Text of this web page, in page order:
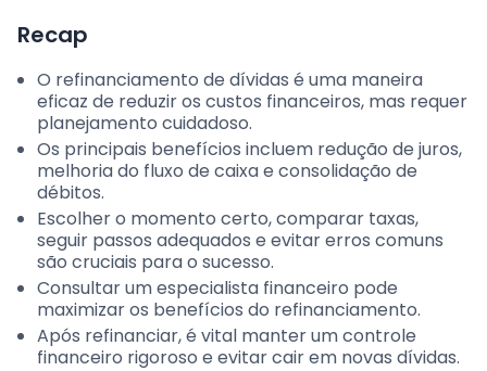
Recap
O refinanciamento de dívidas é uma maneira
eficaz de reduzir os custos financeiros, mas requer
planejamento cuidadoso.
Os principais benefícios incluem redução de juros,
melhoria do fluxo de caixa e consolidação de
débitos.
Escolher o momento certo, comparar taxas,
seguir passos adequados e evitar erros comuns
são cruciais para o sucesso.
Consultar um especialista financeiro pode
maximizar os benefícios do refinanciamento.
Após refinanciar, é vital manter um controle
financeiro rigoroso e evitar cair em novas dívidas.